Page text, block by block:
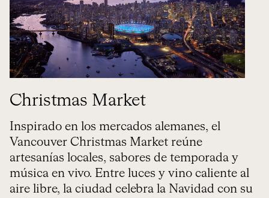
Christmas Market
Inspirado en los mercados alemanes, el
Vancouver Christmas Market reúne
artesanías locales, sabores de temporada y
música en vivo. Entre luces y vino caliente al
aire libre, la ciudad celebra la Navidad con su